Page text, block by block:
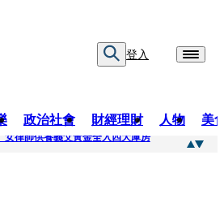
登入
政治社會 財經理財 人物 美
女律師供養義父黃金全入四大庫房